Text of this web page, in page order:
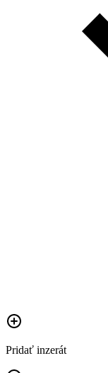
Pridať inzerát